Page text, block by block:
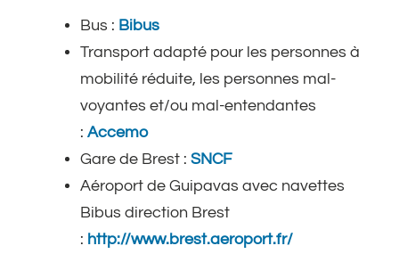
Bus : Bibus
Transport adapté pour les personnes à
mobilité réduite, les personnes mal-
voyantes et/ou mal-entendantes
: Accemo
Gare de Brest : SNCF
Aéroport de Guipavas avec navettes
Bibus direction Brest
: http://www.brest.aeroport.fr/